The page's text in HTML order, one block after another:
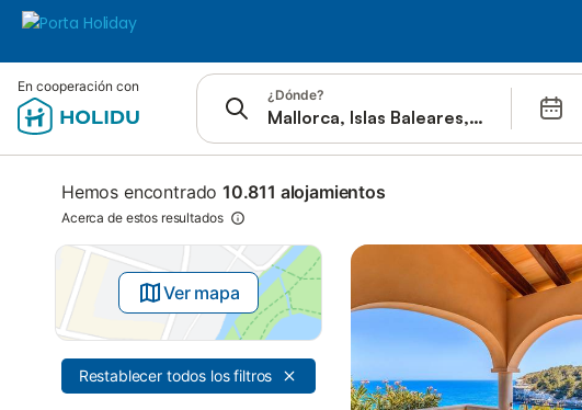
Saltar a
Barra de búsqueda
Filtros
Ofertas
En cooperación con
¿Dónde?
Hemos encontrado10.811 alojamientos
Acerca de estos resultados
Ver mapa
Restablecer todos los filtros